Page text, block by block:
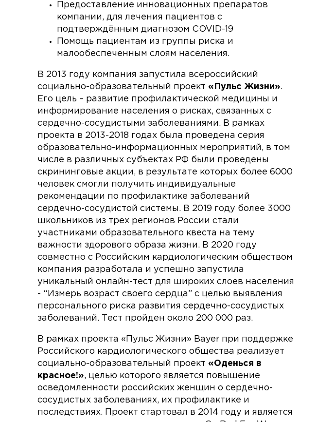
Предоставление инновационных препаратов
компании, для лечения пациентов с
подтверждённым диагнозом COVID-19
Помощь пациентам из группы риска и
малообеспеченным слоям населения.
В 2013 году компания запустила всероссийский
социально-образовательный проект «Пульс Жизни».
Его цель – развитие профилактической медицины и
информирование населения о рисках, связанных с
сердечно-сосудистыми заболеваниями. В рамках
проекта в 2013-2018 годах была проведена серия
образовательно-информационных мероприятий, в том
числе в различных субъектах РФ были проведены
скрининговые акции, в результате которых более 6000
человек смогли получить индивидуальные
рекомендации по профилактике заболеваний
сердечно-сосудистой системы. В 2019 году более 3000
школьников из трех регионов России стали
участниками образовательного квеста на тему
важности здорового образа жизни. В 2020 году
совместно с Российским кардиологическим обществом
компания разработала и успешно запустила
уникальный онлайн-тест для широких слоев населения
- “Измерь возраст своего сердца” с целью выявления
персонального риска развития сердечно-сосудистых
заболеваний. Тест пройден около 200 000 раз.
В рамках проекта «Пульс Жизни» Bayer при поддержке
Российского кардиологического общества реализует
социально-образовательный проект «Оденься в
красное!», целью которого является повышение
осведомленности российских женщин о сердечно-
сосудистых заболеваниях, их профилактике и
последствиях. Проект стартовал в 2014 году и является